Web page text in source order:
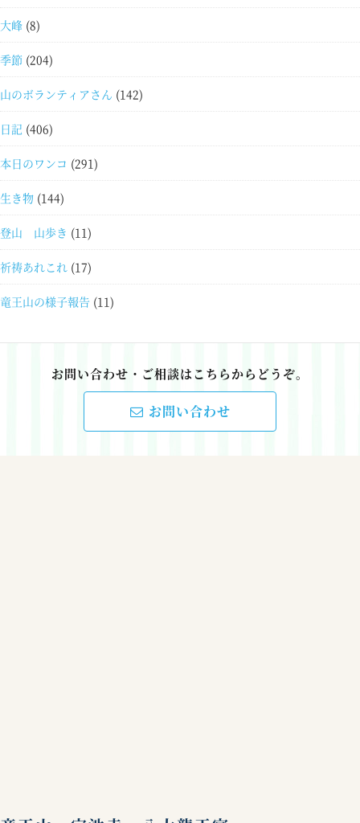
大峰 (8)
季節 (204)
山のボランティアさん (142)
日記 (406)
本日のワンコ (291)
生き物 (144)
登山 山歩き (11)
祈祷あれこれ (17)
竜王山の様子報告 (11)
お問い合わせ・ご相談はこちらからどうぞ。
お問い合わせ